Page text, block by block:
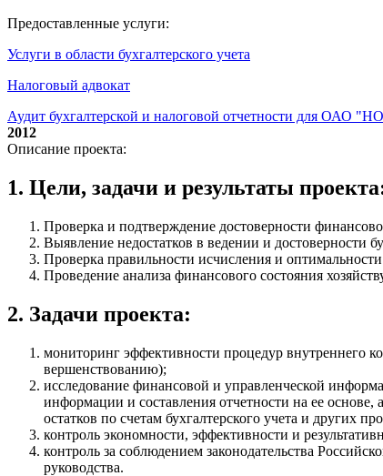
Предоставленные услуги:
Услуги в области бухгалтерского учета
Налоговый адвокат
Аудит бухгалтерской и налоговой отчетности для ОАО
2012
Описание проекта:
1. Цели, задачи и результаты
Проверка и подтверждение достоверности
Выявление недостатков в ведении и достоверности
Проверка правильности исчисления и
Проведение анализа финансового состояния
2. Задачи проекта:
мониторинг эффективности процедур внутреннего
вершенствованию);
исследование финансовой и управленческой
информации и составления отчетности на ее
остатков по счетам бухгалтерского учета и других
контроль экономности, эффективности и
контроль за соблюдением законодательства
руководства.